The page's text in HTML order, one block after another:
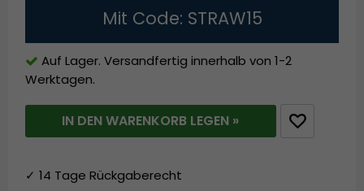
Mit Code: STRAW15
Auf Lager. Versandfertig innerhalb von 1-2
Werktagen.
IN DEN WARENKORB LEGEN »
✓ 14 Tage Rückgaberecht